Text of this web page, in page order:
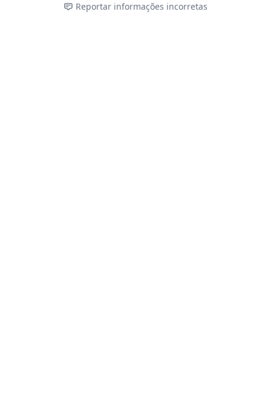
Reportar informações incorretas